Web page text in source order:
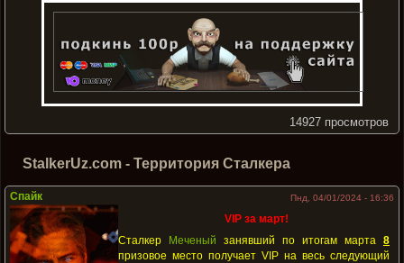
14927 просмотров
StalkerUz.com - Территория Сталкера
Спайк Пнд, 04/01/2024 - 16:36
VIP за март!
Сталкер
Меченый занявший по итогам марта 8
призовое место получает VIP на весь следующий